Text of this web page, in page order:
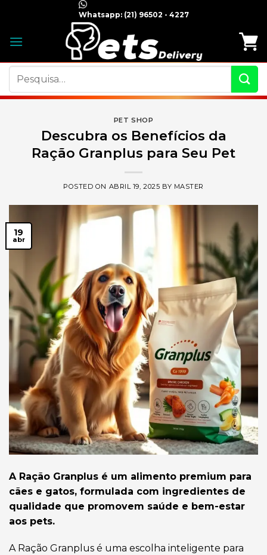
content
Whatsapp:(21) 96502 - 4227
por:
PET SHOP
Descubra os Benefícios da
Ração Granplus para Seu Pet
POSTED ON ABRIL 19, 2025 BY MASTER
19
abr
A Ração Granplus é um alimento premium para
cães e gatos, formulada com ingredientes de
qualidade que promovem saúde e bem-estar
aos pets.
A Ração Granplus é uma escolha inteligente para